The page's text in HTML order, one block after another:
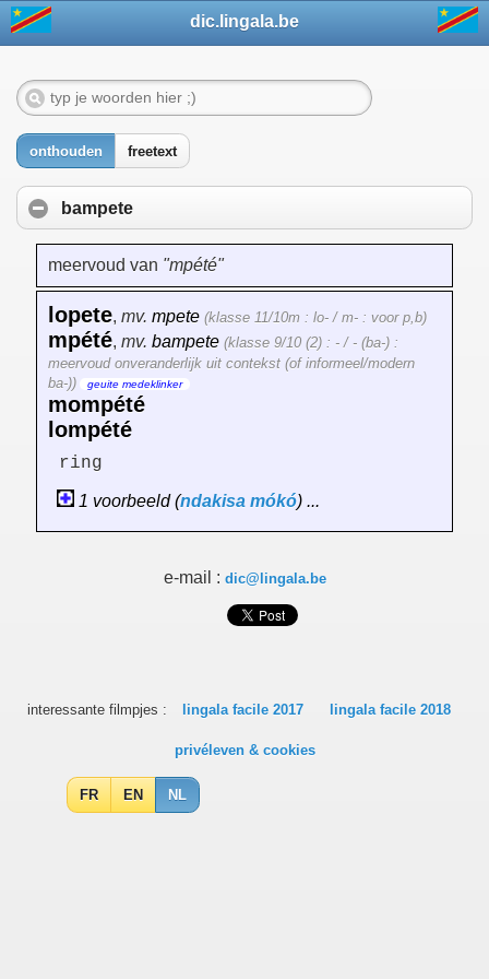
dic.lingala.be
onthouden freetext
bampete
meervoud van "mpété"
lopete, mv. mpete (klasse 11/10m : lo- / m- : voor p,b)
mpété, mv. bampete (klasse 9/10 (2) : - / - (ba-) :
meervoud onveranderlijk uit contekst (of informeel/modern
ba-))
geuite medeklinker
mompété
lompété
ring
1 voorbeeld (ndakisa mókó) ...
e-mail : dic@lingala.be
interessante filmpjes : lingala facile 2017 lingala facile 2018
privéleven & cookies
FR EN NL